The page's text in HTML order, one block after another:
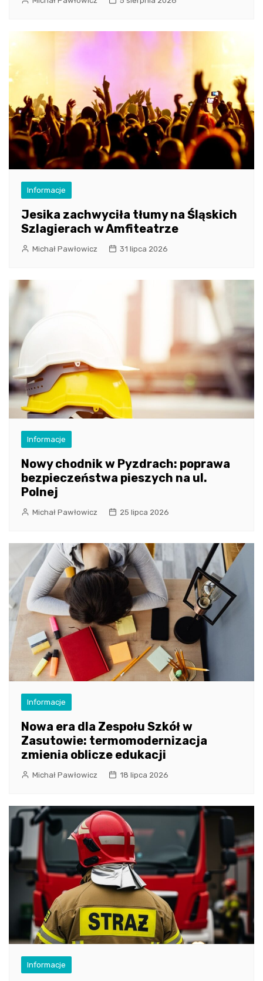
Informacje
Jesika zachwyciła tłumy na Śląskich
Szlagierach w Amfiteatrze
Michał Pawłowicz 31 lipca 2026
Informacje
Nowy chodnik w Pyzdrach: poprawa
bezpieczeństwa pieszych na ul.
Polnej
Michał Pawłowicz 25 lipca 2026
Informacje
Nowa era dla Zespołu Szkół w
Zasutowie: termomodernizacja
zmienia oblicze edukacji
Michał Pawłowicz 18 lipca 2026
Informacje